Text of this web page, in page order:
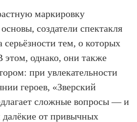
маркировку
создатели спектакля
серьёзности тем, о которых
этом, однако, они также
при увлекательности
героев, «Зверский
сложные вопросы — и
далёкие от привычных